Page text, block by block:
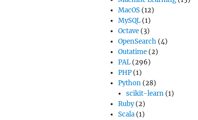
MacOS (12)
MySQL (1)
Octave (3)
OpenSearch (4)
Outatime (2)
PAL (296)
PHP (1)
Python (28)
scikit-learn (1)
Ruby(2)
Scala (1)